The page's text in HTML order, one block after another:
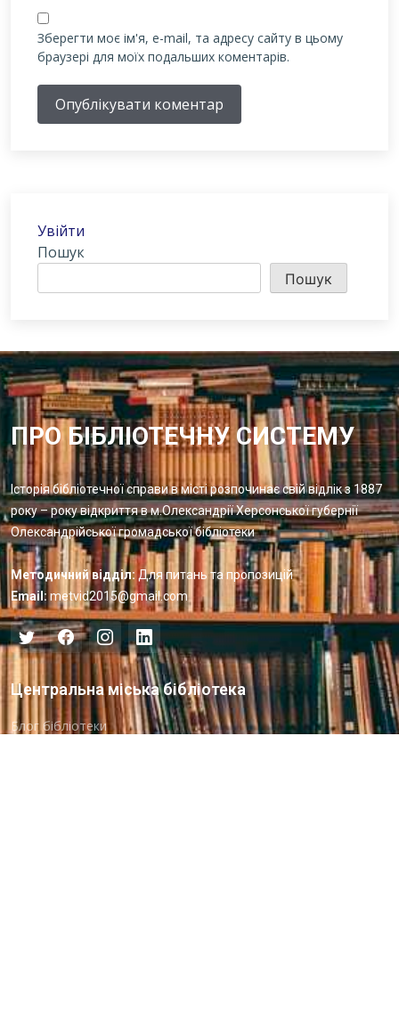
Зберегти моє ім'я, e-mail, та адресу сайту в цьому
браузері для моїх подальших коментарів.
Опублікувати коментар
Увійти
Пошук
Пошук
ПРО БІБЛІОТЕЧНУ СИСТЕМУ
Історія бібліотечної справи в місті розпочинає свій відлік з 1887
року – року відкриття в м.Олександрії Херсонської губернії
Олександрійської громадської бібліотеки
Методичний відділ: Для питань та пропозицій
Email: metvid2015@gmail.com
Центральна міська бібліотека
Блог бібліотеки